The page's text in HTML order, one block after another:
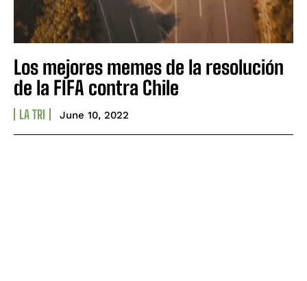
Los mejores memes de la resolución
de la FIFA contra Chile
LA TRI June 10, 2022